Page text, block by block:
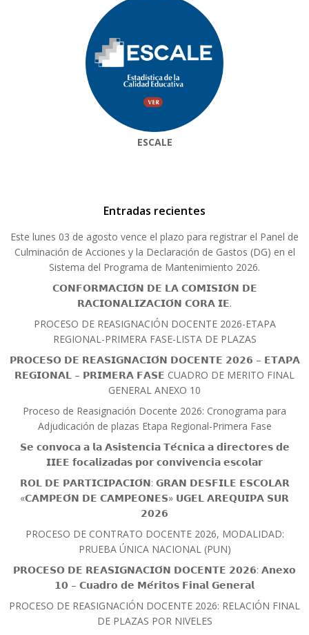
ESCALE
Entradas recientes
Este lunes 03 de agosto vence el plazo para registrar el Panel de
Culminación de Acciones y la Declaración de Gastos (DG) en el
Sistema del Programa de Mantenimiento 2026.
𝗖𝗢𝗡𝗙𝗢𝗥𝗠𝗔𝗖𝗜𝗢́𝗡 𝗗𝗘 𝗟𝗔 𝗖𝗢𝗠𝗜𝗦𝗜𝗢́𝗡 𝗗𝗘
𝗥𝗔𝗖𝗜𝗢𝗡𝗔𝗟𝗜𝗭𝗔𝗖𝗜𝗢́𝗡 𝗖𝗢𝗥𝗔 𝗜𝗘.
PROCESO DE REASIGNACIÓN DOCENTE 2026-ETAPA
REGIONAL-PRIMERA FASE-LISTA DE PLAZAS
𝗣𝗥𝗢𝗖𝗘𝗦𝗢 𝗗𝗘 𝗥𝗘𝗔𝗦𝗜𝗚𝗡𝗔𝗖𝗜𝗢́𝗡 𝗗𝗢𝗖𝗘𝗡𝗧𝗘 𝟮𝟬𝟮𝟲 – 𝗘𝗧𝗔𝗣𝗔
𝗥𝗘𝗚𝗜𝗢𝗡𝗔𝗟 – 𝗣𝗥𝗜𝗠𝗘𝗥𝗔 𝗙𝗔𝗦𝗘 CUADRO DE MERITO FINAL
GENERAL ANEXO 10
Proceso de Reasignación Docente 2026: Cronograma para
Adjudicación de plazas Etapa Regional-Primera Fase
𝗦𝗲 𝗰𝗼𝗻𝘃𝗼𝗰𝗮 𝗮 𝗹𝗮 𝗔𝘀𝗶𝘀𝘁𝗲𝗻𝗰𝗶𝗮 𝗧𝗲́𝗰𝗻𝗶𝗰𝗮 𝗮 𝗱𝗶𝗿𝗲𝗰𝘁𝗼𝗿𝗲𝘀 𝗱𝗲
𝗜𝗜𝗘𝗘 𝗳𝗼𝗰𝗮𝗹𝗶𝘇𝗮𝗱𝗮𝘀 𝗽𝗼𝗿 𝗰𝗼𝗻𝘃𝗶𝘃𝗲𝗻𝗰𝗶𝗮 𝗲𝘀𝗰𝗼𝗹𝗮𝗿
𝗥𝗢𝗟 𝗗𝗘 𝗣𝗔𝗥𝗧𝗜𝗖𝗜𝗣𝗔𝗖𝗜𝗢́𝗡: 𝗚𝗥𝗔𝗡 𝗗𝗘𝗦𝗙𝗜𝗟𝗘 𝗘𝗦𝗖𝗢𝗟𝗔𝗥
«𝗖𝗔𝗠𝗣𝗘𝗢́𝗡 𝗗𝗘 𝗖𝗔𝗠𝗣𝗘𝗢𝗡𝗘𝗦» 𝗨𝗚𝗘𝗟 𝗔𝗥𝗘𝗤𝗨𝗜𝗣𝗔 𝗦𝗨𝗥
𝟮𝟬𝟮𝟲
PROCESO DE CONTRATO DOCENTE 2026, MODALIDAD:
PRUEBA ÚNICA NACIONAL (PUN)
𝗣𝗥𝗢𝗖𝗘𝗦𝗢 𝗗𝗘 𝗥𝗘𝗔𝗦𝗜𝗚𝗡𝗔𝗖𝗜𝗢́𝗡 𝗗𝗢𝗖𝗘𝗡𝗧𝗘 𝟮𝟬𝟮𝟲: 𝗔𝗻𝗲𝘅𝗼
𝟭𝟬 – 𝗖𝘂𝗮𝗱𝗿𝗼 𝗱𝗲 𝗠𝗲́𝗿𝗶𝘁𝗼𝘀 𝗙𝗶𝗻𝗮𝗹 𝗚𝗲𝗻𝗲𝗿𝗮𝗹
PROCESO DE REASIGNACIÓN DOCENTE 2026: RELACIÓN FINAL
DE PLAZAS POR NIVELES